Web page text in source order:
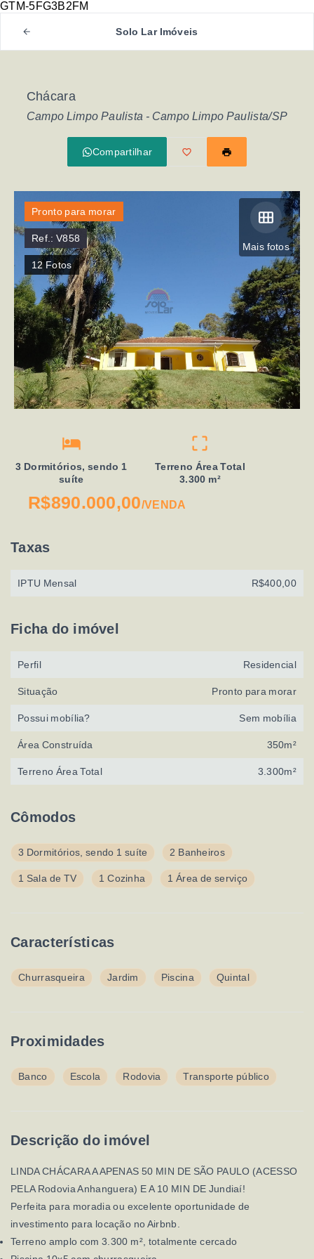
GTM-5FG3B2FM
Solo Lar Imóveis
Chácara
Campo Limpo Paulista - Campo Limpo Paulista/SP
Compartilhar
Mais fotos
Pronto para morar
Ref.:V858
12Fotos
3 Dormitórios, sendo 1
suíte
Terreno Área Total
3.300 m²
R$890.000,00/VENDA
Cômodos
3 Dormitórios, sendo 1 suíte 2 Banheiros
1 Sala de TV 1 Cozinha 1 Área de serviço
Características
Churrasqueira Jardim Piscina Quintal
Proximidades
Banco Escola Rodovia Transporte público
Descrição do imóvel
LINDA CHÁCARA A APENAS 50 MIN DE SÃO PAULO (ACESSO
PELA Rodovia Anhanguera) E A 10 MIN DE Jundiaí!
Perfeita para moradia ou excelente oportunidade de
investimento para locação no Airbnb.
Terreno amplo com 3.300 m², totalmente cercado
Taxas
IPTU Mensal R$400,00
Ficha do imóvel
Perfil Residencial
Situação Pronto para morar
Possui mobília? Sem mobília
Área Construída 350m²
Terreno Área Total 3.300m²